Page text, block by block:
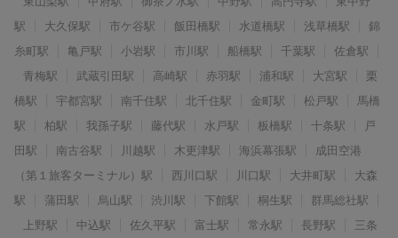
駅
大久保駅 市ケ谷駅 飯田橋駅 水道橋駅 浅草橋駅
錦
糸町駅
亀戸駅 小岩駅 市川駅 船橋駅 千葉駅
佐倉駅
青梅駅
武蔵引田駅 高崎駅 赤羽駅 浦和駅 大宮駅
栗
橋駅
宇都宮駅 南千住駅 北千住駅 金町駅 松戸駅
馬橋
駅
柏駅 我孫子駅 藤代駅 水戸駅 板橋駅 十条駅
戸
田駅
南古谷駅 川越駅 木更津駅 海浜幕張駅
成田空港
（第１旅客ターミナル）駅
西川口駅 川口駅 大井町駅
大森
駅
蒲田駅 烏山駅 渋川駅 下館駅 桐生駅
群馬総社駅
上野駅
中込駅 佐久平駅 富士駅 常永駅 長野駅
三条